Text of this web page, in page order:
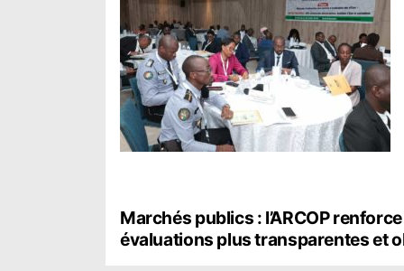
N
a
Marchés publics : l’ARCOP
évaluations plus transparentes et